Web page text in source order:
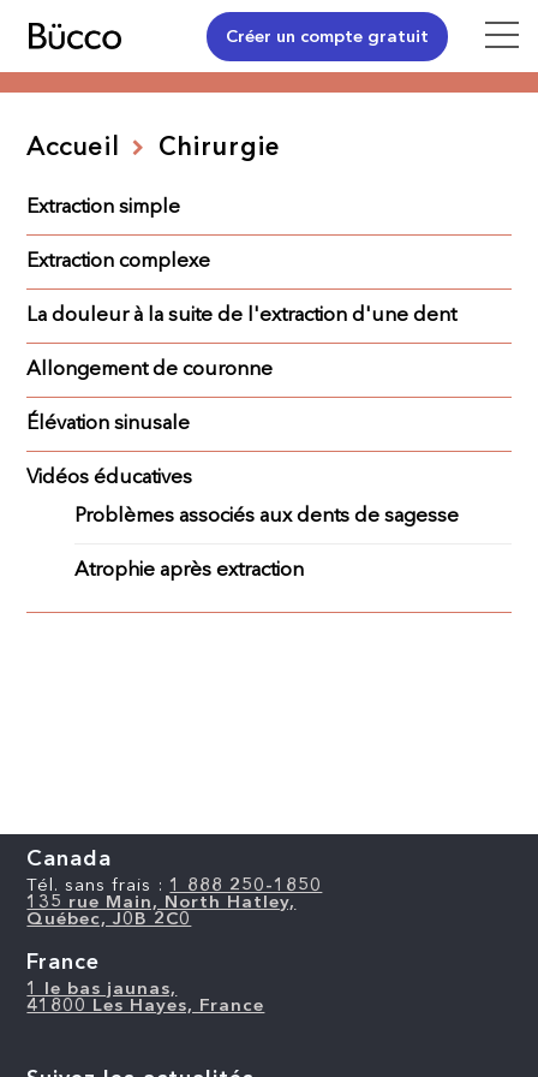
Créer un compte gratuit
Accueil Chirurgie
Extraction simple
Extraction complexe
La douleur à la suite de l'extraction d'une dent
Allongement de couronne
Élévation sinusale
Vidéos éducatives
Problèmes associés aux dents de sagesse
Atrophie après extraction
Canada
Tél. sans frais : 1 888 250-1850
135 rue Main, North Hatley,
Québec, J0B 2C0
France
1 le bas jaunas,
41800 Les Hayes, France